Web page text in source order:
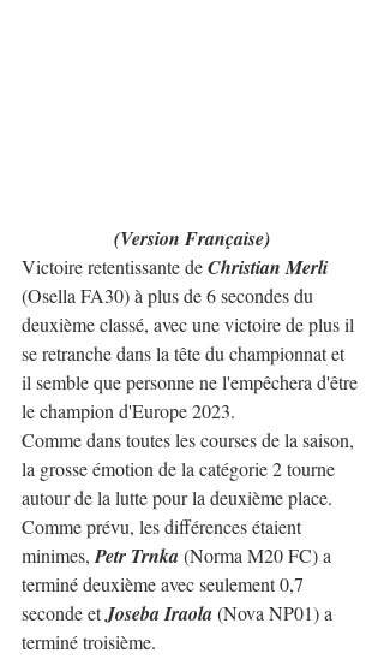
(Version Française)
Victoire retentissante de Christian Merli
(Osella FA30) à plus de 6 secondes du
deuxième classé, avec une victoire de plus il
se retranche dans la tête du championnat et
il semble que personne ne l'empêchera d'être
le champion d'Europe 2023.
Comme dans toutes les courses de la saison,
la grosse émotion de la catégorie 2 tourne
autour de la lutte pour la deuxième place.
Comme prévu, les différences étaient
minimes, Petr Trnka (Norma M20 FC) a
terminé deuxième avec seulement 0,7
seconde et Joseba Iraola (Nova NP01) a
terminé troisième.